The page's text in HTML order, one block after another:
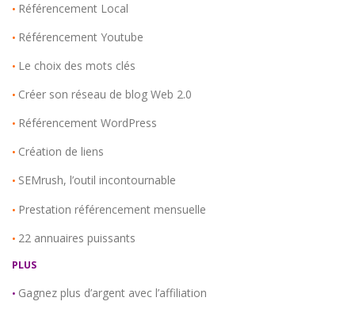
• Référencement Local
• Référencement Youtube
• Le choix des mots clés
• Créer son réseau de blog Web 2.0
• Référencement WordPress
• Création de liens
• SEMrush, l’outil incontournable
• Prestation référencement mensuelle
• 22 annuaires puissants
PLUS
• Gagnez plus d’argent avec l’affiliation